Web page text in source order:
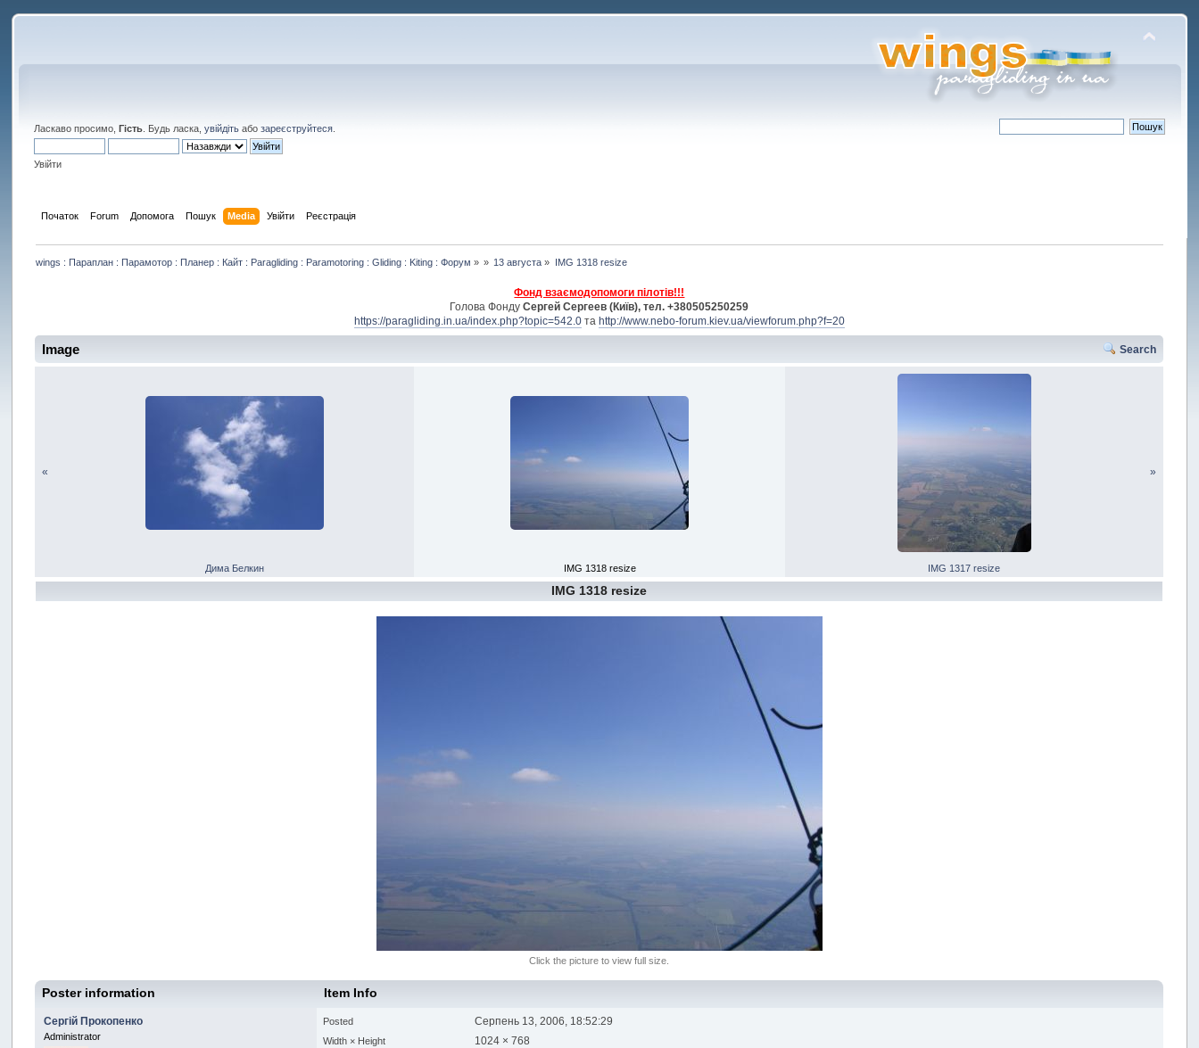
Ласкаво просимо,Гість . Будь ласка,увійдіть абозареєструйтеся
Увійти
Початок Forum Допомога Пошук Media Увійти Реєстрація
wings : Параплан : Парамотор : Планер : Кайт : Paragliding : Paramotoring : Gliding : Kiting : Форум » » 13 августа » IMG 1318 resize
Фонд взаємодопомоги пілотів!!!
Голова ФондуСергей Сергеев (Київ), тел. +380505250259
https://paragliding.in.ua/index.php?topic=542.0та http://www.nebo-forum.kiev.ua/viewforum.php?f=20
Image Search
« »
Дима Белкин IMG 1318 resize IMG 1317 resize
IMG 1318 resize
Click the picture to view full size.
Poster information Item Info
Сергій Прокопенко
Administrator
Posted Серпень 13, 2006, 18:52:29
Width × Height 1024 × 768